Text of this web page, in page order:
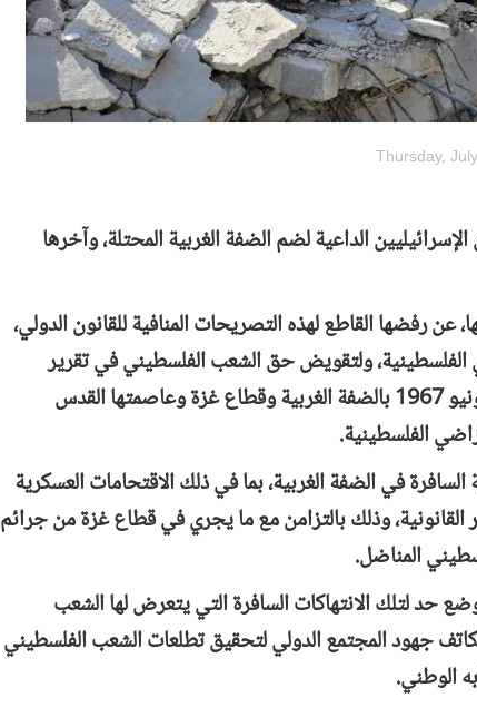
Thursday,
الداعية لضم الضفة الغربية المحتلة، وآخرها
رفضها القاطع لهذه التصريحات المنافية للقانون الدولي،
الفلسطينية، ولتقويض حق الشعب الفلسطيني في تقرير
مصيره وإقامة دولته المستقلة على خطوط 4 يونيو 1967 بالضفة الغربية وقطاع غزة وعاصمتها القدس
الفلسطينية.
في الضفة الغربية، بما في ذلك الاقتحامات العسكرية
وذلك بالتزامن مع ما يجري في قطاع غزة من جرائم
المناضل.
حد لتلك الانتهاكات السافرة التي يتعرض لها الشعب
جهود المجتمع الدولي لتحقيق تطلعات الشعب الفلسطيني
الوطني.